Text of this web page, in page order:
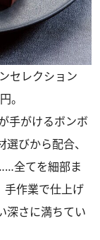
セレクション
。
手がけるボンボ
びから配合、
全てを細部ま
手作業で仕上げ
深さに満ちてい